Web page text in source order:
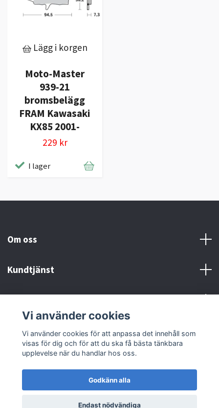
Lägg i korgen
Moto-Master
939-21
bromsbelägg
FRAM Kawasaki
KX85 2001-
229 kr
I lager
Om oss
Kundtjänst
Sociala medier
© 2026 MX Supply
Vi använder cookies
Vi använder cookies för att anpassa det innehåll som
visas för dig och för att du ska få bästa tänkbara
upplevelse när du handlar hos oss.
Godkänn alla
Endast nödvändiga